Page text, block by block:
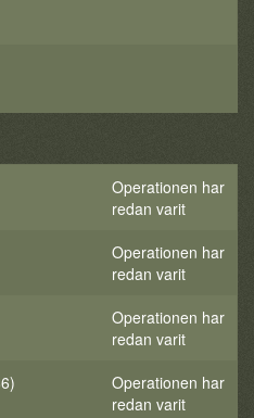
Operationen har
redan varit
Operationen har
redan varit
Operationen har
redan varit
Operationen har
redan varit